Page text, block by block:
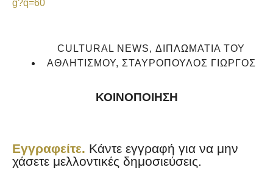
g?q=60
CULTURAL NEWS, ΔΙΠΛΩΜΑΤΙΑ ΤΟΥ
ΑΘΛΗΤΙΣΜΟΥ, ΣΤΑΥΡΌΠΟΥΛΟΣ ΓΙΏΡΓΟΣ
ΚΟΙΝΟΠΟΙΗΣΗ
Εγγραφείτε. Κάντε εγγραφή για να μην
χάσετε μελλοντικές δημοσιεύσεις.